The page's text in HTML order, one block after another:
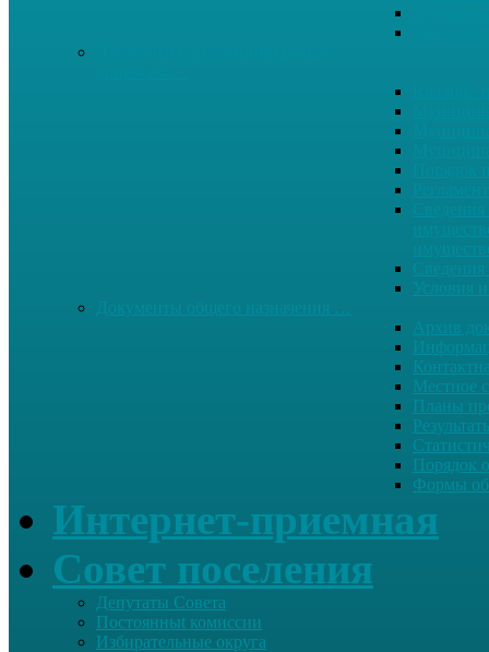
Архив
Местное
Планы
Порядок
Формы
Интернет-приемная
Совет поселения
Депутаты Совета
Постоянныt комиссии
Избирательные округа